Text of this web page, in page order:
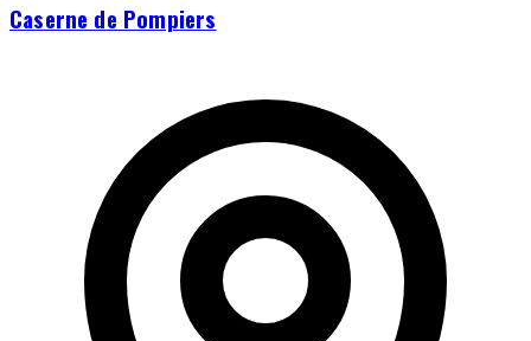
Caserne de Pompiers